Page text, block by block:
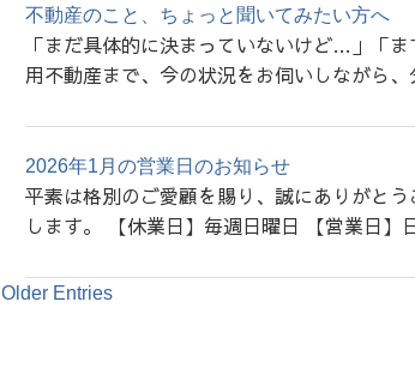
不動産のこと、ちょっと聞いてみたい方へ
「まだ具体的に決まっていないけど…」「
用不動産まで、今の状況をお伺いしながら
2026年1月の営業日のお知らせ
平素は格別のご愛顧を賜り、誠にありがと
します。 【休業日】毎週日曜日 【営業
Older Entries